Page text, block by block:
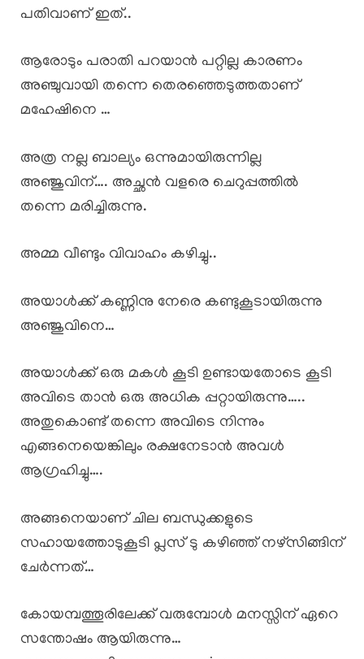
പതിവാണ് ഇത്..
ആരോടും പരാതി പറയാൻ പറ്റില്ല കാരണം
അഞ്ചുവായി തന്നെ തെരഞ്ഞെടുത്തതാണ്
മഹേഷിനെ …
അത്ര നല്ല ബാല്യം ഒന്നുമായിരുന്നില്ല
അഞ്ജുവിന്…. അച്ഛൻ വളരെ ചെറുപ്പത്തിൽ
തന്നെ മരിച്ചിരുന്നു.
അമ്മ വീണ്ടും വിവാഹം കഴിച്ചു..
അയാൾക്ക് കണ്ണിനു നേരെ കണ്ടുകൂടായിരുന്നു
അഞ്ജുവിനെ…
അയാൾക്ക് ഒരു മകൾ കൂടി ഉണ്ടായതോടെ കൂടി
അവിടെ താൻ ഒരു അധിക പ്പറ്റായിരുന്നു…..
അതുകൊണ്ട് തന്നെ അവിടെ നിന്നും
എങ്ങനെയെങ്കിലും രക്ഷനേടാൻ അവൾ
ആഗ്രഹിച്ചു….
അങ്ങനെയാണ് ചില ബന്ധുക്കളുടെ
സഹായത്തോടുകൂടി പ്ലസ് ടു കഴിഞ്ഞ് നഴ്സിങ്ങിന്
ചേർന്നത്…
കോയമ്പത്തൂരിലേക്ക് വരുമ്പോൾ മനസ്സിന് ഏറെ
സന്തോഷം ആയിരുന്നു…